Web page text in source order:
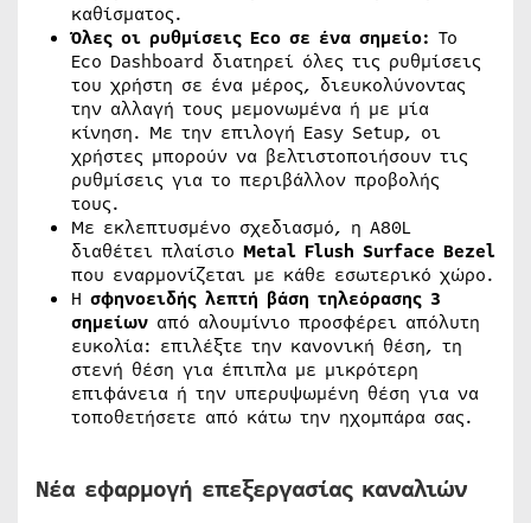
καθίσματος.
Όλες οι ρυθμίσεις Eco σε ένα σημείο: Το
Eco Dashboard διατηρεί όλες τις ρυθμίσεις
του χρήστη σε ένα μέρος, διευκολύνοντας
την αλλαγή τους μεμονωμένα ή με μία
κίνηση. Με την επιλογή Easy Setup, οι
χρήστες μπορούν να βελτιστοποιήσουν τις
ρυθμίσεις για το περιβάλλον προβολής
τους.
Με εκλεπτυσμένο σχεδιασμό, η A80L
διαθέτει πλαίσιο Metal Flush Surface Bezel
που εναρμονίζεται με κάθε εσωτερικό χώρο.
Η σφηνοειδής λεπτή βάση τηλεόρασης 3
σημείων από αλουμίνιο προσφέρει απόλυτη
ευκολία: επιλέξτε την κανονική θέση, τη
στενή θέση για έπιπλα με μικρότερη
επιφάνεια ή την υπερυψωμένη θέση για να
τοποθετήσετε από κάτω την ηχομπάρα σας.
Νέα εφαρμογή επεξεργασίας καναλιών